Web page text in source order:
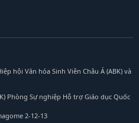
hội Văn hóa Sinh Viên Châu Á (ABK) và
Phòng Sự nghiệp Hỗ trợ Giáo dục Quốc
2-12-13